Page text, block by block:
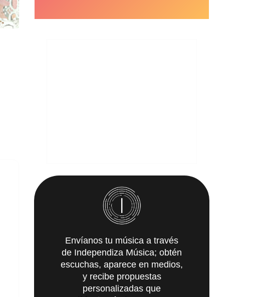
Envíanos tu música a través
de Independiza Música; obtén
escuchas, aparece en medios,
y recibe propuestas
personalizadas que